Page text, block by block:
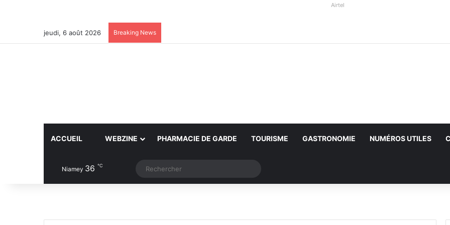
Airtel
jeudi, 6 août 2026 Breaking News
ACCUEIL WEBZINE PHARMACIE DE GARDE TOURISME GASTRONOMIE NUMÉROS UTILES
Niamey 36 ℃ Article Aléatoire
Switch skin